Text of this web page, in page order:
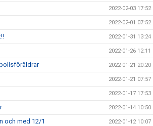
2022-02-03 17:52
2022-02-01 07:52
2022-01-31 13:24
2022-01-26 12:11
2022-01-21 20:20
2022-01-21 07:57
2022-01-17 17:53
2022-01-14 10:50
och med 12/1 2022-01-12 10:07